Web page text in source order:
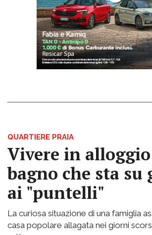
QUARTIERE PRAIA
Vivere in
bagno che sta su
ai "puntelli"
La curiosa situazione di una famiglia
casa popolare allagata nei giorni